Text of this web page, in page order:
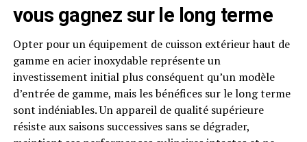
vous gagnez sur le long terme
Opter pour un équipement de cuisson extérieur haut de
gamme en acier inoxydable représente un
investissement initial plus conséquent qu’un modèle
d’entrée de gamme, mais les bénéfices sur le long terme
sont indéniables. Un appareil de qualité supérieure
résiste aux saisons successives sans se dégrader,